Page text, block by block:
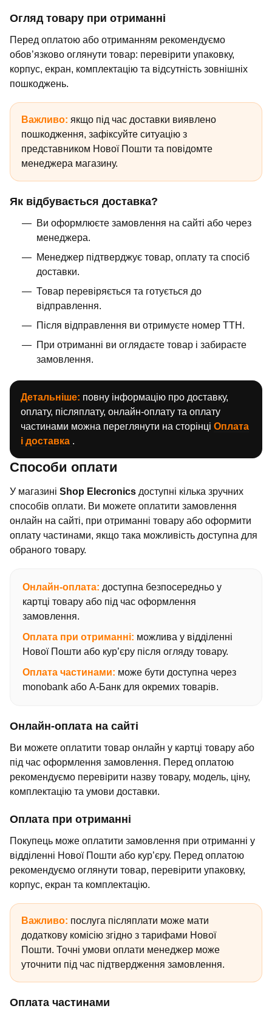
Огляд товару при отриманні
Перед оплатою або отриманням рекомендуємо
обов’язково оглянути товар: перевірити упаковку,
корпус, екран, комплектацію та відсутність зовнішніх
пошкоджень.
Важливо: якщо під час доставки виявлено
пошкодження, зафіксуйте ситуацію з
представником Нової Пошти та повідомте
менеджера магазину.
Як відбувається доставка?
Ви оформлюєте замовлення на сайті або через
менеджера.
Менеджер підтверджує товар, оплату та спосіб
доставки.
Товар перевіряється та готується до
відправлення.
Після відправлення ви отримуєте номер ТТН.
При отриманні ви оглядаєте товар і забираєте
замовлення.
Детальніше: повну інформацію про доставку,
оплату, післяплату, онлайн-оплату та оплату
частинами можна переглянути на сторінці Оплата
і доставка .
Способи оплати
У магазині Shop Elecronics доступні кілька зручних
способів оплати. Ви можете оплатити замовлення
онлайн на сайті, при отриманні товару або оформити
оплату частинами, якщо така можливість доступна для
обраного товару.
Онлайн-оплата: доступна безпосередньо у
картці товару або під час оформлення
замовлення.
Оплата при отриманні: можлива у відділенні
Нової Пошти або кур’єру після огляду товару.
Оплата частинами: може бути доступна через
monobank або А-Банк для окремих товарів.
Онлайн-оплата на сайті
Ви можете оплатити товар онлайн у картці товару або
під час оформлення замовлення. Перед оплатою
рекомендуємо перевірити назву товару, модель, ціну,
комплектацію та умови доставки.
Оплата при отриманні
Покупець може оплатити замовлення при отриманні у
відділенні Нової Пошти або кур’єру. Перед оплатою
рекомендуємо оглянути товар, перевірити упаковку,
корпус, екран та комплектацію.
Важливо: послуга післяплати може мати
додаткову комісію згідно з тарифами Нової
Пошти. Точні умови оплати менеджер може
уточнити під час підтвердження замовлення.
Оплата частинами